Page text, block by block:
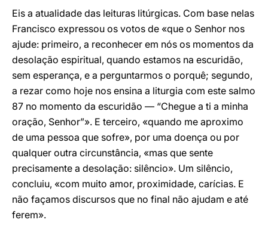
Eis a atualidade das leituras litúrgicas. Com base nelas
Francisco expressou os votos de «que o Senhor nos
ajude: primeiro, a reconhecer em nós os momentos da
desolação espiritual, quando estamos na escuridão,
sem esperança, e a perguntarmos o porquê; segundo,
a rezar como hoje nos ensina a liturgia com este salmo
87 no momento da escuridão — “Chegue a ti a minha
oração, Senhor”». E terceiro, «quando me aproximo
de uma pessoa que sofre», por uma doença ou por
qualquer outra circunstância, «mas que sente
precisamente a desolação: silêncio». Um silêncio,
concluiu, «com muito amor, proximidade, carícias. E
não façamos discursos que no final não ajudam e até
ferem».